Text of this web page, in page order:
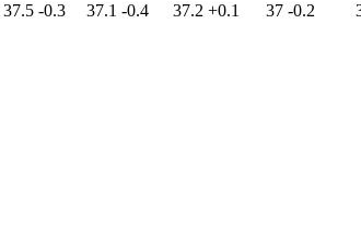
37.5 -0.3 37.1 -0.4 37.2 +0.1 37 -0.2